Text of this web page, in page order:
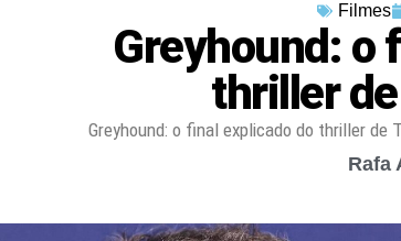
Filmes
Greyhound: o
thriller
Greyhound: o final explicado do thriller de
Rafa